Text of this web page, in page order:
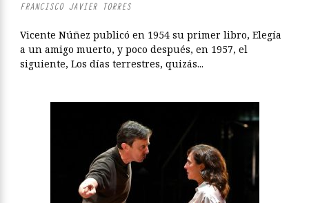
FRANCISCO JAVIER TORRES
Vicente Núñez publicó en 1954 su primer libro, Elegía
a un amigo muerto, y poco después, en 1957, el
siguiente, Los días terrestres, quizás...